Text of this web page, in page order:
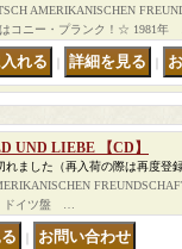
AMERIKANISCHEN
コニー・プランク！☆ 1981年
UND LIEBE 【CD】
れました（再入荷の際は再度登
イツ盤 …